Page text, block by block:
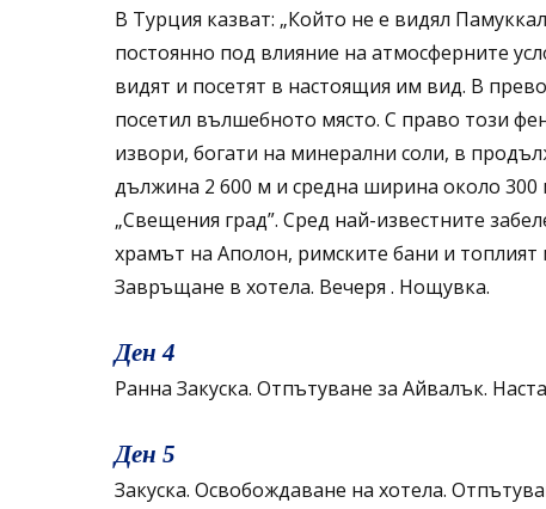
В Турция казват: „Който не е видял
постоянно под влияние на атмосферните
видят и посетят в настоящия им вид. В
посетил вълшебното място. С право този
извори, богати на минерални соли, в
дължина 2 600 м и средна ширина около
„Свещения град”. Сред най-известните
храмът на Аполон, римските бани и
Завръщане в хотела. Вечеря . Нощувка.
Ден 4
Ранна Закуска. Отпътуване за Айвалък.
Ден 5
Закуска. Освобождаване на хотела.